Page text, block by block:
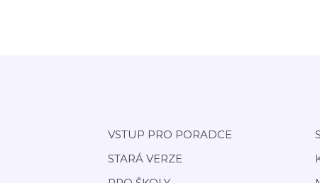
VSTUP PRO PORADCE
STARÁ VERZE